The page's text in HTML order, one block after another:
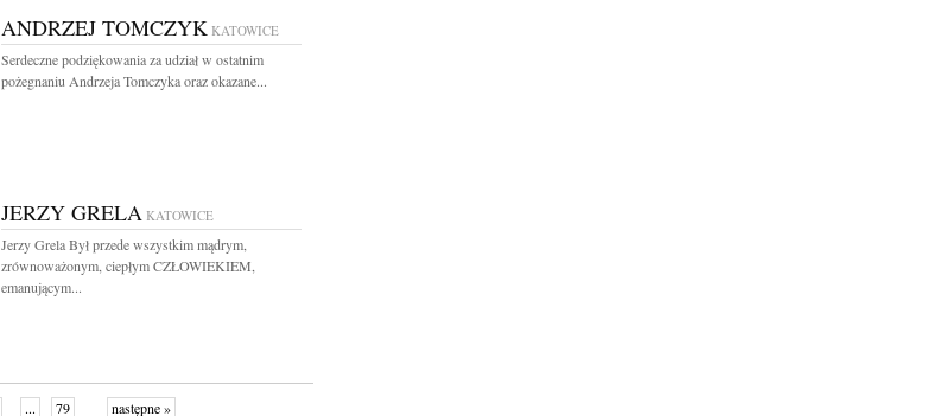
ANDRZEJ TOMCZYK KATOWICE
Serdeczne podziękowania za udział w ostatnim
pożegnaniu Andrzeja Tomczyka oraz okazane...
JERZY GRELA KATOWICE
Jerzy Grela Był przede wszystkim mądrym,
zrównoważonym, ciepłym CZŁOWIEKIEM,
emanującym...
... 79 następne »